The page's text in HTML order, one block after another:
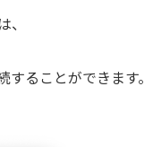
ることができます。